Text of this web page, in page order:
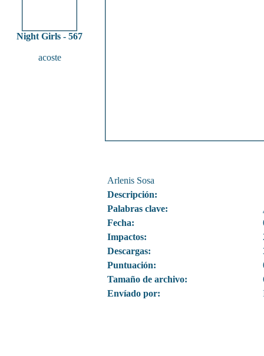
Night Girls - 567
acoste
Arlenis Sosa
Descripción:
Palabras clave:
Fecha:
Impactos:
Descargas:
Puntuación:
Tamaño de archivo:
Envíado por: